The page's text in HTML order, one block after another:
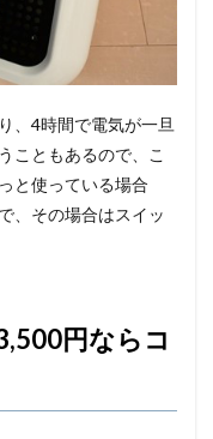
、4時間で電気が一旦
こともあるので、こ
と使っている場合
、その場合はスイッ
円ならコ